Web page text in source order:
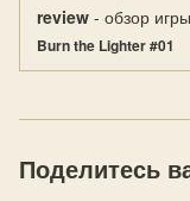
review - обзор
Burn the Lighter #01
Поделитесь